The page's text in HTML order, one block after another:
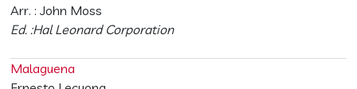
Arr. : John Moss
Ed. :Hal Leonard Corporation
Malaguena